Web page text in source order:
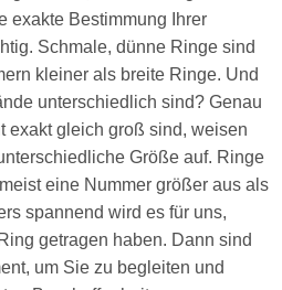
exakte Bestimmung Ihrer
Schmale, dünne Ringe sind
kleiner als breite Ringe. Und
unterschiedlich sind? Genau
exakt gleich groß sind, weisen
Größe auf. Ringe
eine Nummer größer aus als
spannend wird es für uns,
getragen haben. Dann sind
um Sie zu begleiten und